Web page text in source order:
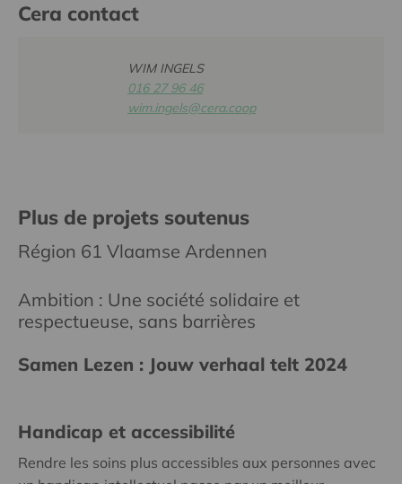
Cera contact
WIM INGELS
016 27 96 46
wim.ingels@cera.coop
Plus de projets soutenus
Région 61 Vlaamse Ardennen
Ambition : Une société solidaire et
respectueuse, sans barrières
Samen Lezen : Jouw verhaal telt 2024
Handicap et accessibilité
Rendre les soins plus accessibles aux personnes avec